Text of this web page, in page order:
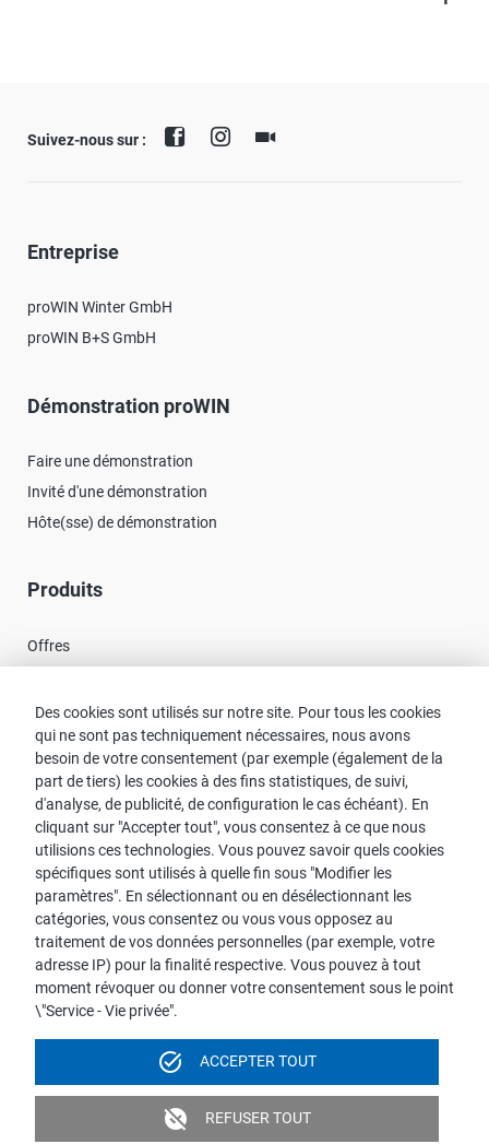
Des cookies sont utilisés sur notre site. Pour tous les cookies
qui ne sont pas techniquement nécessaires, nous avons
besoin de votre consentement (par exemple (également de la
part de tiers) les cookies à des fins statistiques, de suivi,
d'analyse, de publicité, de configuration le cas échéant). En
cliquant sur "Accepter tout", vous consentez à ce que nous
utilisions ces technologies. Vous pouvez savoir quels cookies
spécifiques sont utilisés à quelle fin sous "Modifier les
paramètres". En sélectionnant ou en désélectionnant les
catégories, vous consentez ou vous vous opposez au
traitement de vos données personnelles (par exemple, votre
adresse IP) pour la finalité respective. Vous pouvez à tout
moment révoquer ou donner votre consentement sous le point
\"Service - Vie privée".
task_alt ACCEPTER TOUT
unpublished REFUSER TOUT
Suivez-nous sur :
Entreprise
proWIN Winter GmbH
proWIN B+S GmbH
Démonstration proWIN
Faire une démonstration
Invité d'une démonstration
Hôte(sse) de démonstration
Produits
Offres
Contact
Recherche de Conseillers
Contact avec proWIN
Service-FAQ
Pour des raisons de lisibilité, la forme masculine est utilisée pour
les noms et pronoms personnels. Toutefois, cela n'implique
aucune discrimination, mais doit être compris comme neutre du
point de vue du genre dans le sens d'une simplification